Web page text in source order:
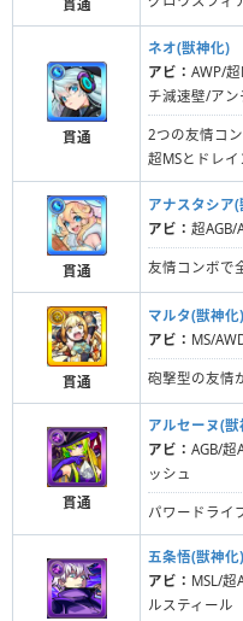
貫通
貫通
ネオ(獣神化)
アビ： AWP/
チ減速壁/アン
2つの友情コ
超MSとドレイ
貫通
アナスタシア
アビ： 超AGB/
友情コンボで
貫通
マルタ(獣神化)
アビ： MS/
砲撃型の友情
貫通
アルセーヌ(獣
アビ： AGB/超
ッシュ
パワードライ
五条悟(獣神化)
アビ： MSL/
ルスティール